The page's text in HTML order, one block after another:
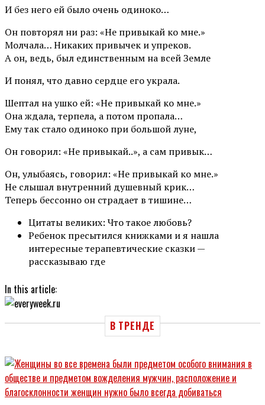
И без него ей было очень одиноко…
Он повторял ни раз: «Не привыкай ко мне.»
Молчала… Никаких привычек и упреков.
А он, ведь, был единственным на всей Земле
И понял, что давно сердце его украла.
Шептал на ушко ей: «Не привыкай ко мне.»
Она ждала, терпела, а потом пропала…
Ему так стало одиноко при большой луне,
Он говорил: «Не привыкай..», а сам привык…
Он, улыбаясь, говорил: «Не привыкай ко мне.»
Не слышал внутренний душевный крик…
Теперь бессонно он страдает в тишине…
Цитаты великих: Что такое любовь?
Ребенок пресытился книжками и я нашла
интересные терапевтические сказки —
рассказываю где
In this article:
В ТРЕНДЕ